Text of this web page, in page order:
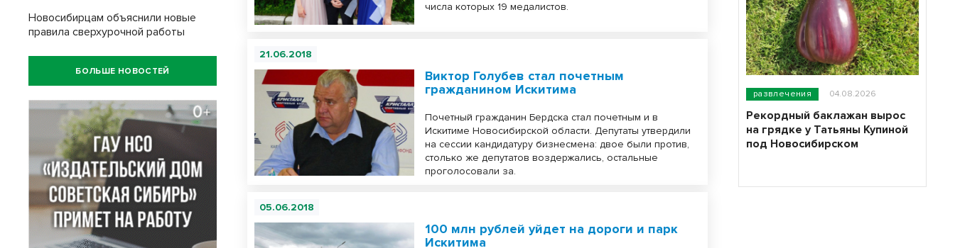
числа которых 19 медалистов.
21.06.2018
Виктор Голубев стал почетным
гражданином Искитима
Почетный гражданин Бердска стал почетным и в
Искитиме Новосибирской области. Депутаты утвердили
на сессии кандидатуру бизнесмена: двое были против,
столько же депутатов воздержались, остальные
проголосовали за.
05.06.2018
100 млн рублей уйдет на дороги и парк
Искитима
Новосибирцам объяснили новые
правила сверхурочной работы
БОЛЬШЕ НОВОСТЕЙ
развлечения 04.08.2026
Рекордный баклажан вырос
на грядке у Татьяны Купиной
под Новосибирском